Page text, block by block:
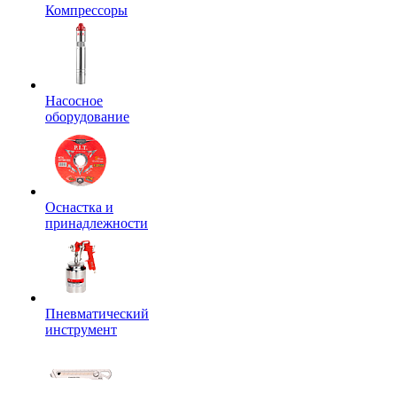
Компрессоры
Насосное
оборудование
Оснастка и
принадлежности
Пневматический
инструмент